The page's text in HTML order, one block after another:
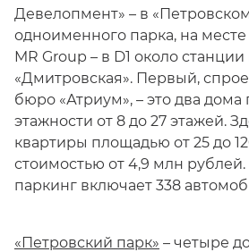
Девелопмент» – в
одноименного парка, на
MR Group – в D1 около
«Дмитровская». Первый,
бюро «Атриум», – это два
этажности от 8 до 27 этажей.
квартиры площадью от 25 до
стоимостью от 4,9 млн
паркинг включает 338
«Петровский парк» – четыре